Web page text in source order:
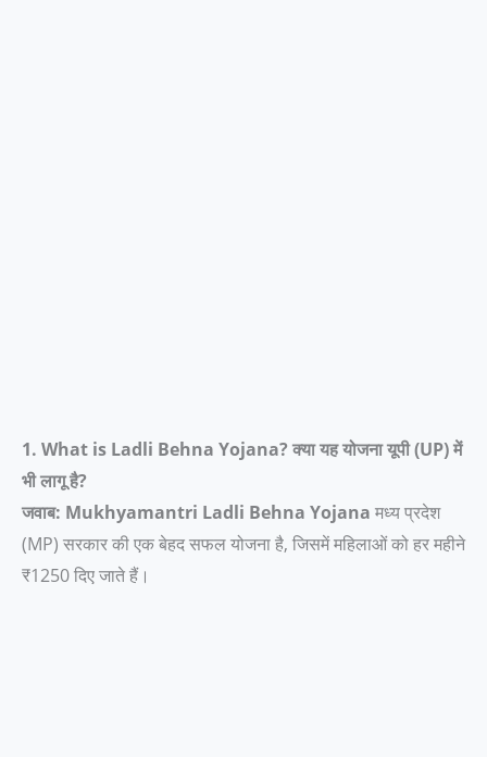
1. What is Ladli Behna Yojana? क्या यह योजना यूपी (UP) में
भी लागू है?
जवाब: Mukhyamantri Ladli Behna Yojana मध्य प्रदेश
(MP) सरकार की एक बेहद सफल योजना है, जिसमें महिलाओं को हर महीने
₹1250 दिए जाते हैं।